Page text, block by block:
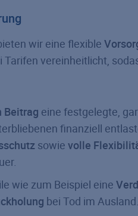
wir eine flexible
vereinheitlicht,
Beitrag eine festgelegte,
finanziell
sowie volle
wie zum Beispiel eine
bei Tod im Ausland.